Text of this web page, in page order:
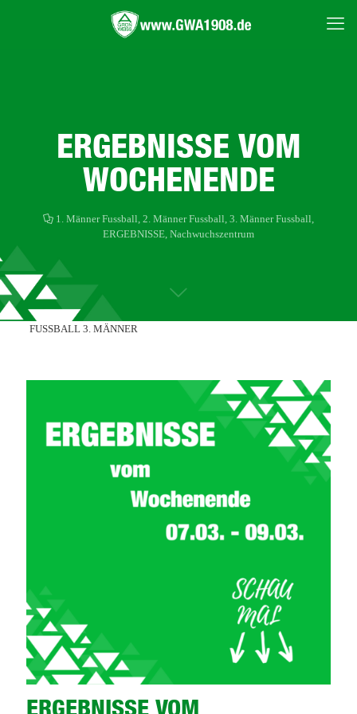
ERGEBNISSE VOM
WOCHENENDE
1. Männer Fussball, 2. Männer Fussball, 3. Männer Fussball,
ERGEBNISSE, Nachwuchszentrum
FUSSBALL 3. MÄNNER
ERGEBNISSE VOM